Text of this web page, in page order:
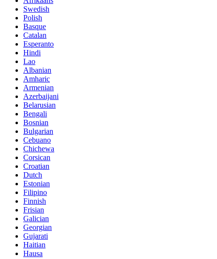
Swedish
Polish
Basque
Catalan
Esperanto
Hindi
Lao
Albanian
Amharic
Armenian
Azerbaijani
Belarusian
Bengali
Bosnian
Bulgarian
Cebuano
Chichewa
Corsican
Croatian
Dutch
Estonian
Filipino
Finnish
Frisian
Galician
Georgian
Gujarati
Haitian
Hausa